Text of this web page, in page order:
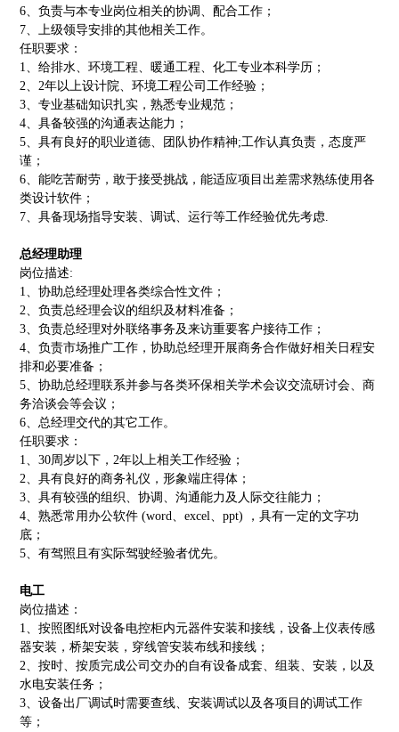
6、 负责与本专业岗位相关的协调、配合工作；
7、
上级领导安排的其他相关工作。
任职要求：
1
给排水、环境工程、暖通工程、化工专业本科学历；
2
2年以上设计院、环境工程公司工作经验；
3、 专业基础知识扎实，熟悉专业规范；
4、 具备较强的沟通表达能力；
5、 具有良好的职业道德、团队协作精神;工作认真负责，态度严
谨；
6、 能吃苦耐劳，敢于接受挑战，能适应项目出差需求熟练使用各
类设计软件；
7、 具备现场指导安装、调试、运行等工作经验优先考虑.
总经理助理
岗位描述:
1
协助总经理处理各类综合性文件；
2
负责总经理会议的组织及材料准备；
3、 负责总经理对外联络事务及来访重要客户接待工作；
4、 负责市场推广工作，协助总经理开展商务合作做好相关日程安
排和必要准备；
5、 协助总经理联系并参与各类环保相关学术会议交流研讨会、商
务洽谈会等会议；
6、 总经理交代的其它工作。
任职要求：
1
30周岁以下， 2年以上相关工作经验；
2
具有良好的商务礼仪，形象端庄得体；
3、 具有较强的组织、协调、沟通能力及人际交往能力；
4、 熟悉常用办公软件 (word excel ppt)
，具有一定的文字功
底；
5、 有驾照且有实际驾驶经验者优先。
电工
岗位描述：
1
按照图纸对设备电控柜内元器件安装和接线，设备上仪表传感
器安装，桥架安装，穿线管安装布线和接线；
2
按时、按质完成公司交办的自有设备成套、组装、安装，以及
水电安装任务；
3、 设备出厂调试时需要查线、安装调试以及各项目的调试工作
等；